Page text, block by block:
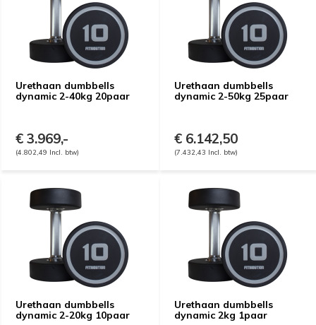
Urethaan dumbbells
dynamic 2-40kg 20paar
€ 3.969,-
(4.802,49 Incl. btw)
Urethaan dumbbells
dynamic 2-50kg 25paar
€ 6.142,50
(7.432,43 Incl. btw)
Urethaan dumbbells
dynamic 2-20kg 10paar
Urethaan dumbbells
dynamic 2kg 1paar